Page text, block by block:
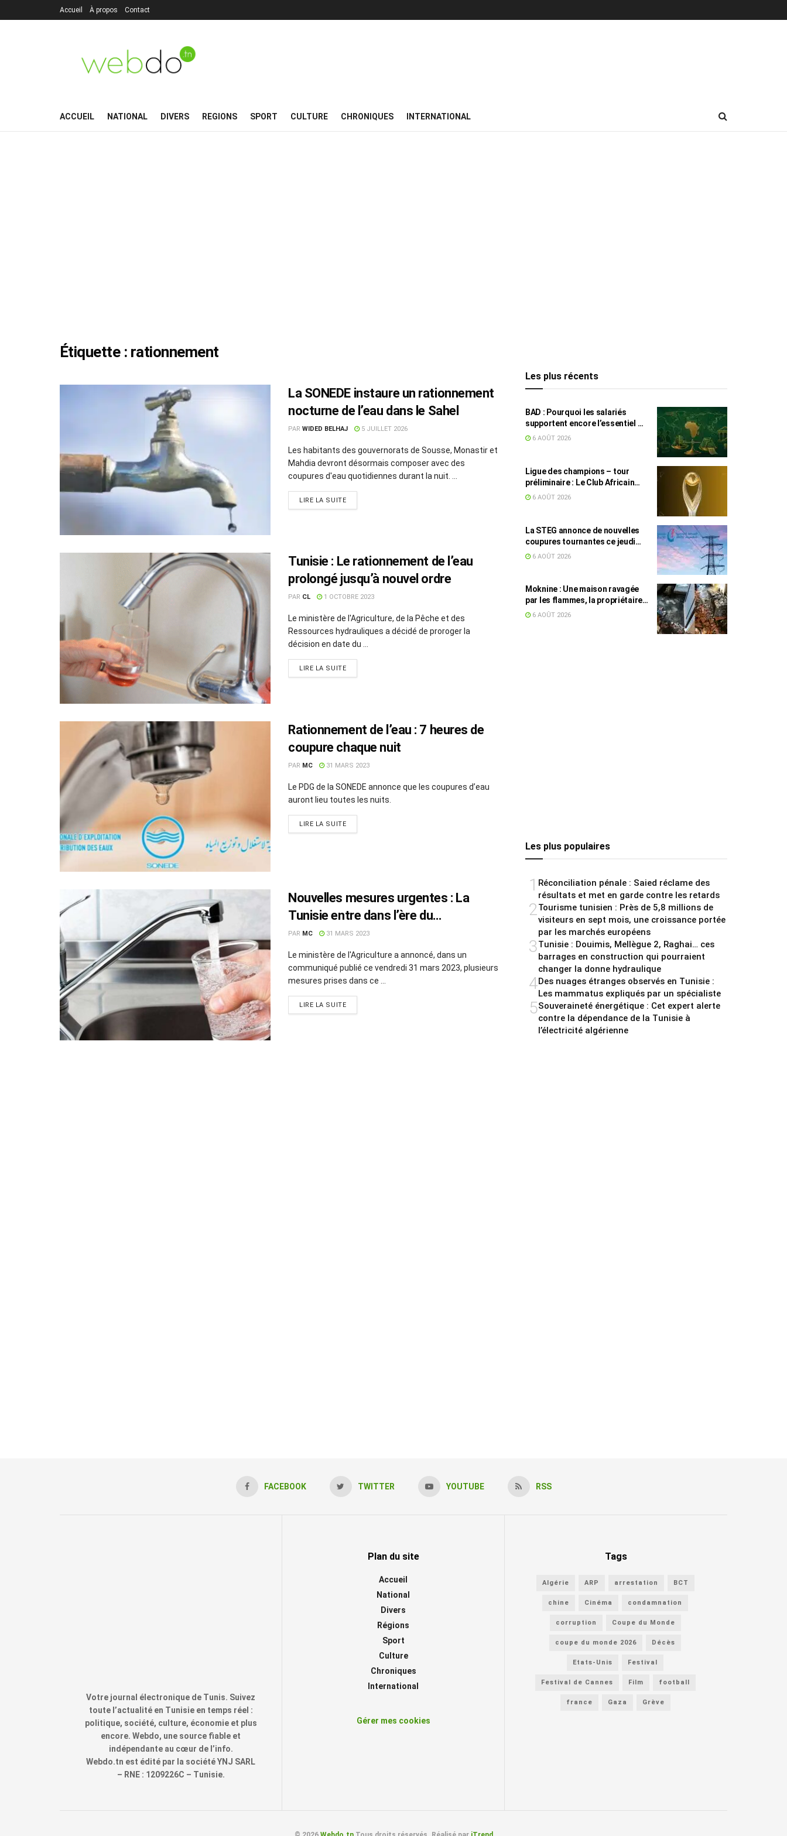
Accueil À propos Contact
ACCUEIL NATIONAL DIVERS REGIONS SPORT CULTURE CHRONIQUES INTERNATIONAL
Étiquette : rationnement
La SONEDE instaure un rationnement
nocturne de l’eau dans le Sahel
PAR WIDED BELHAJ 5 JUILLET 2026
Les habitants des gouvernorats de Sousse, Monastir et
Mahdia devront désormais composer avec des
coupures d'eau quotidiennes durant la nuit. ...
LIRE LA SUITE
Tunisie : Le rationnement de l’eau
prolongé jusqu’à nouvel ordre
PAR CL 1 OCTOBRE 2023
Le ministère de l'Agriculture, de la Pêche et des
Ressources hydrauliques a décidé de proroger la
décision en date du ...
LIRE LA SUITE
Rationnement de l’eau : 7 heures de
coupure chaque nuit
PAR MC 31 MARS 2023
Le PDG de la SONEDE annonce que les coupures d’eau
auront lieu toutes les nuits.
LIRE LA SUITE
Nouvelles mesures urgentes : La
Tunisie entre dans l’ère du
rationnement !
PAR MC 31 MARS 2023
Le ministère de l'Agriculture a annoncé, dans un
communiqué publié ce vendredi 31 mars 2023, plusieurs
mesures prises dans ce ...
LIRE LA SUITE
Les plus récents
BAD : Pourquoi les salariés
supportent encore l’essentiel de
l’effort fiscal en Tunisie
6 AOÛT 2026
Ligue des champions – tour
préliminaire : Le Club Africain
face au Djoliba AC
6 AOÛT 2026
La STEG annonce de nouvelles
coupures tournantes ce jeudi
dans plusieurs régions
6 AOÛT 2026
Moknine : Une maison ravagée
par les flammes, la propriétaire
accuse la STEG et la SONEDE
6 AOÛT 2026
Les plus populaires
1 Réconciliation pénale : Saied réclame des
résultats et met en garde contre les retards
2Tourisme tunisien : Près de 5,8 millions de
visiteurs en sept mois, une croissance portée
par les marchés européens
3Tunisie : Douimis, Mellègue 2, Raghai… ces
barrages en construction qui pourraient
changer la donne hydraulique
4Des nuages étranges observés en Tunisie :
Les mammatus expliqués par un spécialiste
5Souveraineté énergétique : Cet expert alerte
contre la dépendance de la Tunisie à
l’électricité algérienne
FACEBOOK TWITTER YOUTUBE RSS
Votre journal électronique de Tunis. Suivez
toute l’actualité en Tunisie en temps réel :
politique, société, culture, économie et plus
encore. Webdo, une source fiable et
indépendante au cœur de l’info.
Webdo.tn est édité par la société YNJ SARL
– RNE : 1209226C – Tunisie.
Plan du site
Accueil
National
Divers
Régions
Sport
Culture
Chroniques
International
Gérer mes cookies
Tags
Algérie ARP arrestation BCT
chine Cinéma condamnation
corruption Coupe du Monde
coupe du monde 2026 Décès
Etats-Unis Festival
Festival de Cannes Film football
france Gaza Grève